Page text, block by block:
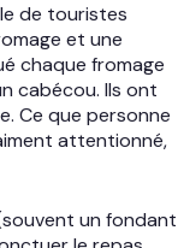
de touristes
et une
chaque fromage
cabécou. Ils ont
Ce que personne
attentionné,
un fondant